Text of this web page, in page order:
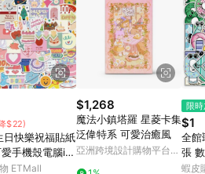
購或批發轉賣不具回饋資格： 如
批發轉賣而非最終消費使用者，
定為準
$22)
日快樂祝福貼紙
手機殼電腦ip
貼畫防水筆記
ETMall
$1,268
魔法小鎮塔羅 星菱卡集
泛偉特系 可愛治癒風
亞洲跨境設計購物平台
限
$1
全館
張
兒童
蝦皮